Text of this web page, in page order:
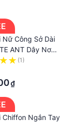
có thể hơi
lượng màn
một chút sai
chất lượng.
với chúng tôi.
quyết vấn đề.
Nữ Công Sở Dài
ANT Dây Nơ
Chất Liệu Voan
(1)
₫
Chiffon Ngắn Tay